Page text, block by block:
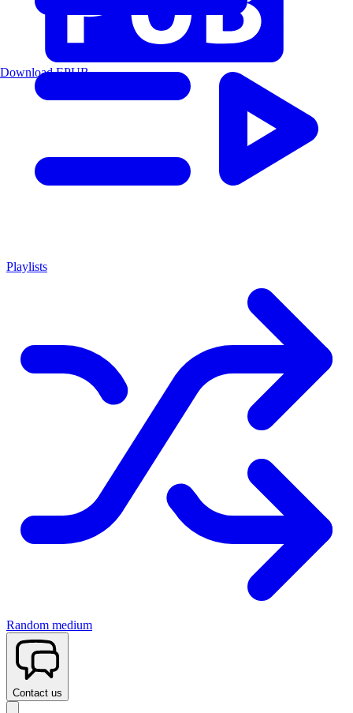
Playlists
Random medium
Contact us
Download EPUB